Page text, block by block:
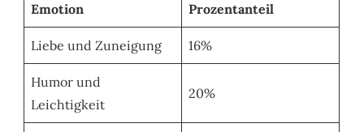
Emotion Prozentanteil
Liebe und Zuneigung 16%
Humor und
Leichtigkeit
20%